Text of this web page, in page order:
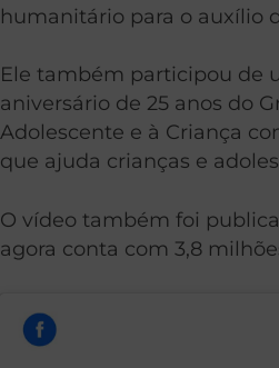
humanitário para o auxílio
Ele também participou de
aniversário de 25 anos do
Adolescente e à Criança
que ajuda crianças e
O vídeo também foi
agora conta com 3,8